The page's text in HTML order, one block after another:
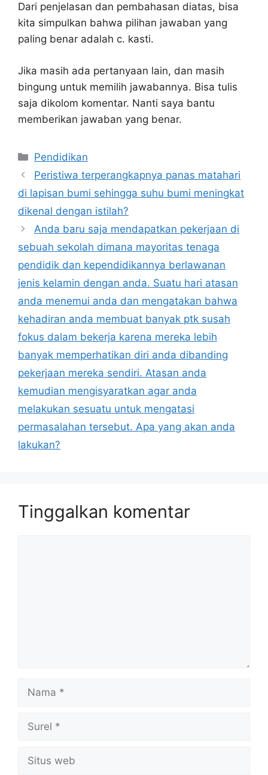
Dari penjelasan dan pembahasan diatas, bisa
kita simpulkan bahwa pilihan jawaban yang
paling benar adalah c. kasti.
Jika masih ada pertanyaan lain, dan masih
bingung untuk memilih jawabannya. Bisa tulis
saja dikolom komentar. Nanti saya bantu
memberikan jawaban yang benar.
Kategori
Pendidikan
Peristiwa terperangkapnya panas matahari
di lapisan bumi sehingga suhu bumi meningkat
dikenal dengan istilah?
Anda baru saja mendapatkan pekerjaan di
sebuah sekolah dimana mayoritas tenaga
pendidik dan kependidikannya berlawanan
jenis kelamin dengan anda. Suatu hari atasan
anda menemui anda dan mengatakan bahwa
kehadiran anda membuat banyak ptk susah
fokus dalam bekerja karena mereka lebih
banyak memperhatikan diri anda dibanding
pekerjaan mereka sendiri. Atasan anda
kemudian mengisyaratkan agar anda
melakukan sesuatu untuk mengatasi
permasalahan tersebut. Apa yang akan anda
lakukan?
Tinggalkan komentar
web